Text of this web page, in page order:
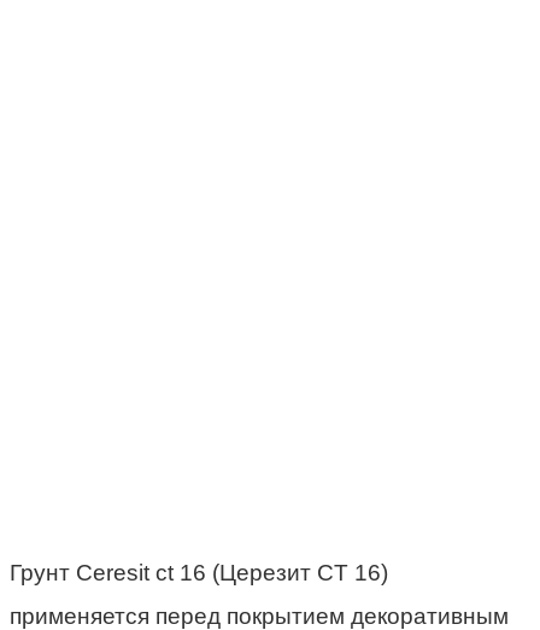
Грунт Ceresit ct 16 (Церезит CT 16)
применяется перед покрытием декоративным